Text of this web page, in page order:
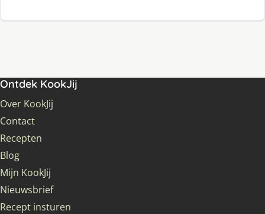
Ontdek KookJij
Over KookJij
Contact
Recepten
Blog
Mijn KookJij
Nieuwsbrief
Recept insturen